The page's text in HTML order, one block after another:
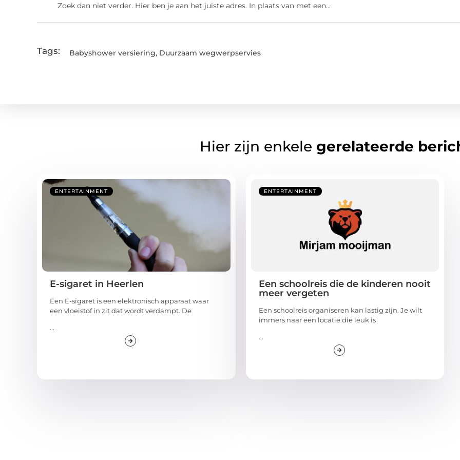
Zoek dan niet verder. Hier ben je aan het juiste adres. In plaats van met een...
Tags: Babyshower versiering, Duurzaam wegwerpservies
Hier zijn enkele gerelateerde
ENTERTAINMENT
E-sigaret in Heerlen
Een E-sigaret is een elektronisch apparaat waar
een vloeistof in zit dat wordt verdampt. De
...
ENTERTAINMENT
Een schoolreis die de kinderen nooit
meer vergeten
Een schoolreis organiseren kan lastig zijn. Je wilt
immers naar een locatie die leuk is
...